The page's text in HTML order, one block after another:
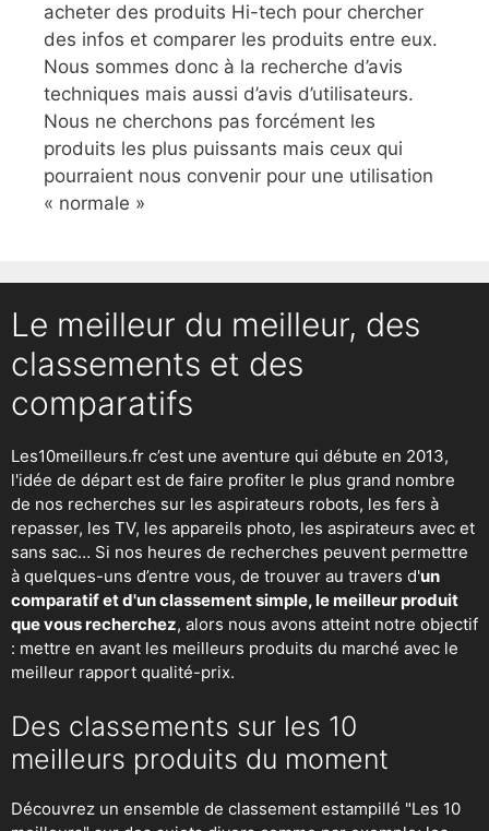
acheter des produits Hi-tech pour chercher
des infos et comparer les produits entre eux.
Nous sommes donc à la recherche d’avis
techniques mais aussi d’avis d’utilisateurs.
Nous ne cherchons pas forcément les
produits les plus puissants mais ceux qui
pourraient nous convenir pour une utilisation
« normale »
Le meilleur du meilleur, des
classements et des
comparatifs
Les10meilleurs.fr c’est une aventure qui débute en 2013,
l'idée de départ est de faire profiter le plus grand nombre
de nos recherches sur les aspirateurs robots, les fers à
repasser, les TV, les appareils photo, les aspirateurs avec et
sans sac… Si nos heures de recherches peuvent permettre
à quelques-uns d’entre vous, de trouver au travers d'un
comparatif et d'un classement simple, le meilleur produit
que vous recherchez, alors nous avons atteint notre objectif
: mettre en avant les meilleurs produits du marché avec le
meilleur rapport qualité-prix.
Des classements sur les 10
meilleurs produits du moment
Découvrez un ensemble de classement estampillé "Les 10